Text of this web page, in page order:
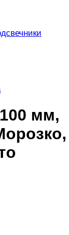
мм,